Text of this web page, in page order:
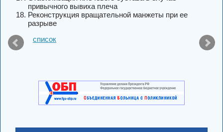
привычного вывиха плеча
Реконструкция вращательной манжеты при ее
разрыве
список